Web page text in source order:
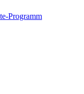
Programm